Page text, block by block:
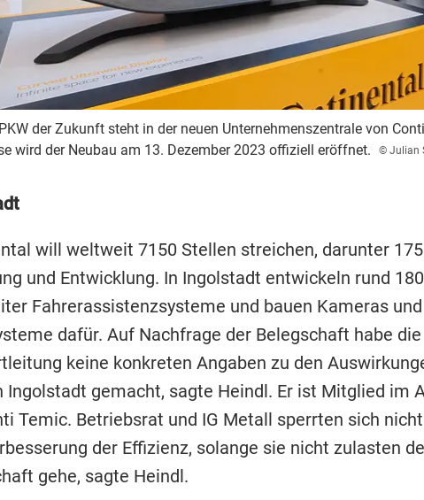
der Zukunft steht in der neuen Unternehmenszentrale von
wird der Neubau am 13. Dezember 2023 offiziell eröffnet.
© Julian
will weltweit 7150 Stellen streichen, darunter
und Entwicklung. In Ingolstadt entwickeln rund
Fahrerassistenzsysteme und bauen Kameras und
dafür. Auf Nachfrage der Belegschaft habe die
keine konkreten Angaben zu den
Ingolstadt gemacht, sagte Heindl. Er ist Mitglied im
Temic. Betriebsrat und IG Metall sperrten sich
der Effizienz, solange sie nicht zulasten
gehe, sagte Heindl.